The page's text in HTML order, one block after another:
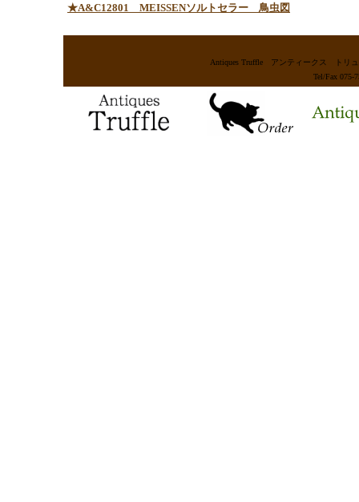
★A&C12801 MEISSENソルトセラー 鳥虫図
Antiques Truffle アンティークス ト
Tel/Fax